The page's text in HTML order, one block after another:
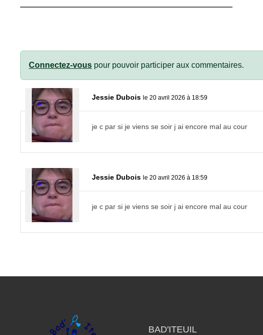
Connectez-vous pour pouvoir participer aux commentaires.
Jessie Dubois le 20 avril 2026 à 18:59
je c par si je viens se soir j ai encore mal au cour
Jessie Dubois le 20 avril 2026 à 18:59
je c par si je viens se soir j ai encore mal au cour
BAD'ITEUIL